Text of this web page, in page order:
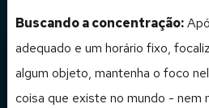
Buscando a concentração:
adequado e um horário fixo,
algum objeto, mantenha o foco
coisa que existe no mundo - nem